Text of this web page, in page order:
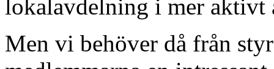
lokalavdelning i mer aktivt
Men vi behöver då från